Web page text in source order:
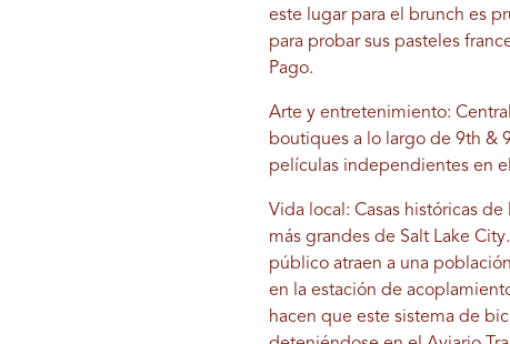
este lugar para el brunch es
para probar sus pasteles
Pago.
Arte y entretenimiento:
boutiques a lo largo de 9th &
películas independientes en el
Vida local: Casas históricas
más grandes de Salt Lake
público atraen a una
en la estación de
hacen que este sistema de